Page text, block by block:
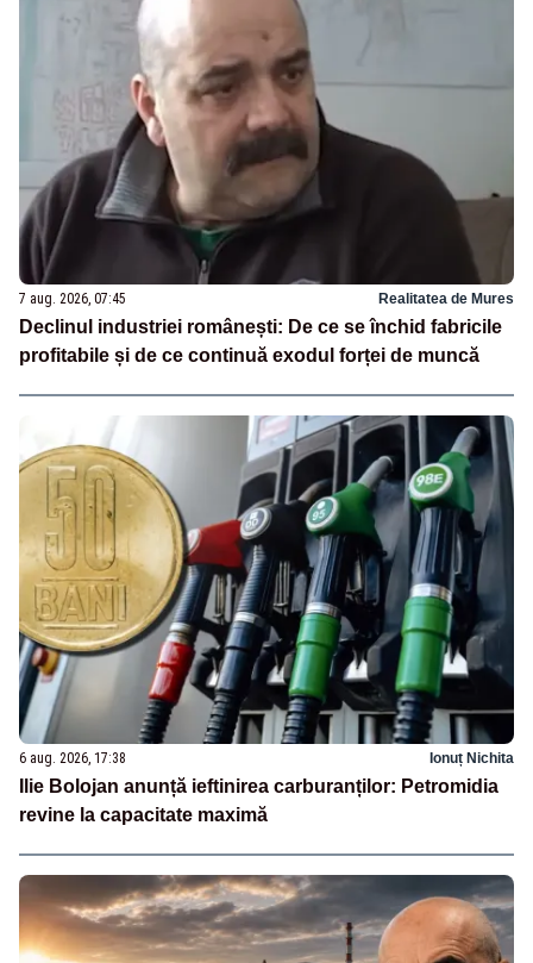
7 aug. 2026, 07:45 Realitatea de Mures
Declinul industriei românești: De ce se închid fabricile
profitabile și de ce continuă exodul forței de muncă
6 aug. 2026, 17:38 Ionuț Nichita
Ilie Bolojan anunță ieftinirea carburanților: Petromidia
revine la capacitate maximă